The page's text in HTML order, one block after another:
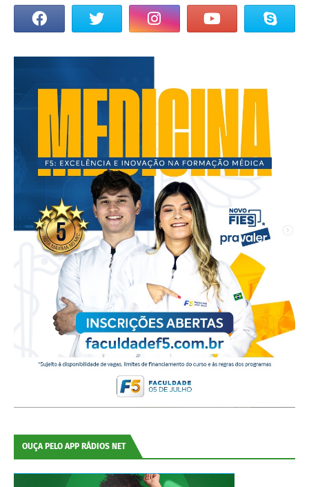
OUÇA PELO APP RÁDIOS NET